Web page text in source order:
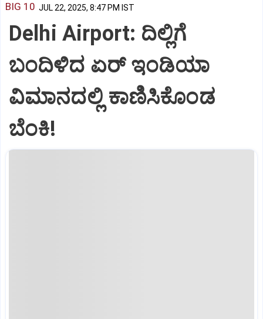
BIG 10 JUL 22, 2025, 8:47 PM IST
Delhi Airport: ದಿಲ್ಲಿಗೆ
ಬಂದಿಳಿದ ಏರ್‌ ಇಂಡಿಯಾ
ವಿಮಾನದಲ್ಲಿ ಕಾಣಿಸಿಕೊಂಡ
ಬೆಂಕಿ!